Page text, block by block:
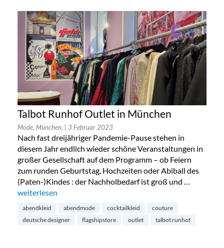
Talbot Runhof Outlet in München
Mode, München, | 3 Februar 2023
Nach fast dreijähriger Pandemie-Pause stehen in
diesem Jahr endlich wieder schöne Veranstaltungen in
großer Gesellschaft auf dem Programm – ob Feiern
zum runden Geburtstag, Hochzeiten oder Abiball des
(Paten-)Kindes : der Nachholbedarf ist groß und …
„Talbot Runhof Outlet in München“
weiterlesen
abendkleid abendmode cocktailkleid
couture
deutsche designer
flagshipstore outlet talbot runhof